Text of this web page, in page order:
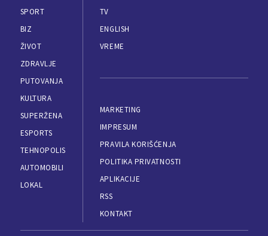
SPORT
BIZ
ŽIVOT
ZDRAVLJE
PUTOVANJA
KULTURA
SUPERŽENA
ESPORTS
TEHNOPOLIS
AUTOMOBILI
LOKAL
TV
ENGLISH
VREME
MARKETING
IMPRESUM
PRAVILA KORIŠĆENJA
POLITIKA PRIVATNOSTI
APLIKACIJE
RSS
KONTAKT